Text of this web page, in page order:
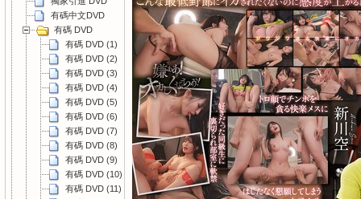
有碼中文DVD
有碼 DVD
有碼 DVD (1)
有碼 DVD (2)
有碼 DVD (3)
有碼 DVD (4)
有碼 DVD (5)
有碼 DVD (6)
有碼 DVD (7)
有碼 DVD (8)
有碼 DVD (9)
有碼 DVD (10)
有碼 DVD (11)